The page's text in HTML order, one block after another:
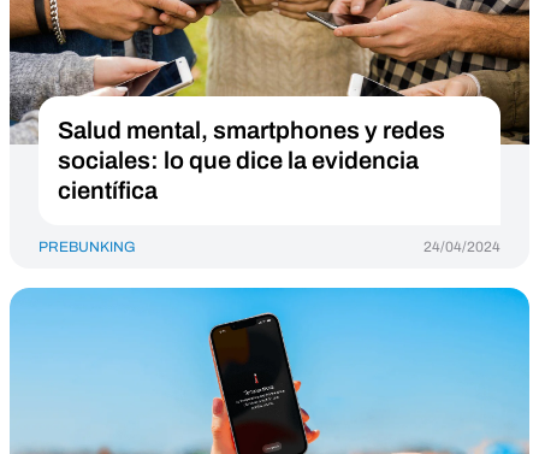
Salud mental, smartphones y redes
sociales: lo que dice la evidencia
científica
PREBUNKING 24/04/2024